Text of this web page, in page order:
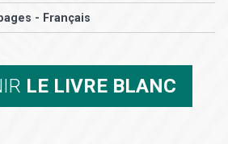
- Français
LE LIVRE BLANC